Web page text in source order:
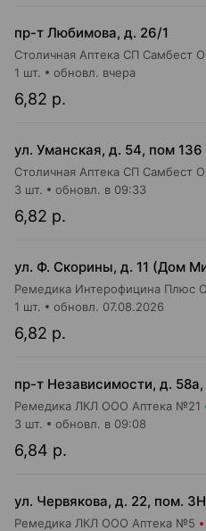
пр-т Любимова, д. 26/1
6,82 р.
1 шт. обновл. вчера
ул. Уманская, д. 54, пом 136
6,82 р.
3 шт. обновл. в 09:33
6,82 р.
1 шт. обновл. 07.08.2026
Ремедика ЛКЛ ООО Аптека №21
6,84 р.
3 шт. обновл. в 09:08
ул. Червякова, д. 22, пом. 3Н
Ремедика ЛКЛ ООО Аптека №5